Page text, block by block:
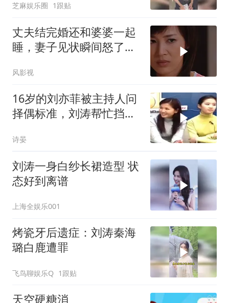
芝麻娱乐圈 1跟贴
丈夫结完婚还和婆婆一起
睡，妻子见状瞬间怒了，
风影视
16岁的刘亦菲被主持人问
择偶标准，刘涛帮忙挡
诗晏
刘涛一身白纱长裙造型 状
态好到离谱
上海全娱乐001
烤瓷牙后遗症：刘涛秦海
璐白鹿遭罪
飞鸟聊娱乐Q 1跟贴
天空硬糖消